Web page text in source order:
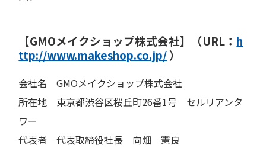
【GMOメイクショップ株式会社】（URL： h
ttp://www.makeshop.co.jp/）
会社名 GMOメイクショップ株式会社
所在地 東京都渋谷区桜丘町26番1号 セルリアンタ
ワー
代表者 代表取締役社長 向畑 憲良